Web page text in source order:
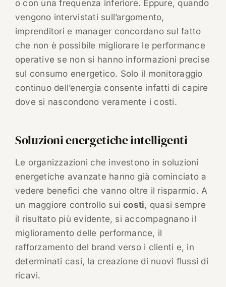
o con una frequenza inferiore. Eppure, quando
vengono intervistati sull’argomento,
imprenditori e manager concordano sul fatto
che non è possibile migliorare le performance
operative se non si hanno informazioni precise
sul consumo energetico. Solo il monitoraggio
continuo dell’energia consente infatti di capire
dove si nascondono veramente i costi.
Soluzioni energetiche intelligenti
Le organizzazioni che investono in soluzioni
energetiche avanzate hanno già cominciato a
vedere benefici che vanno oltre il risparmio. A
un maggiore controllo suicosti, quasi sempre
il risultato più evidente, si accompagnano il
miglioramento delle performance, il
rafforzamento del brand verso i clienti e, in
determinati casi, la creazione di nuovi flussi di
ricavi.